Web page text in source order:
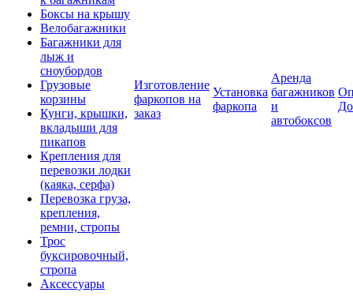
Боксы на крышу
Велобагажники
Багажники для
лыж и
сноубордов
Грузовые
корзины
Кунги, крышки,
вкладыши для
пикапов
Крепления для
перевозки лодки
(каяка, серфа)
Перевозка груза,
крепления,
ремни, стропы
Трос
буксировочный,
стропа
Аксессуары
Изготовление
фаркопов на
заказ
Установка
фаркопа
Аренда
багажников
и
автобоксов